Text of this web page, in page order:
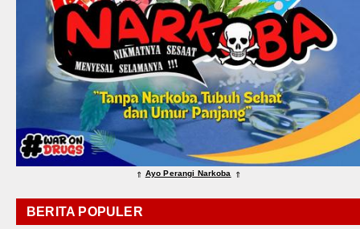
⇑ Ayo Perangi Narkoba ⇑
BERITA POPULER